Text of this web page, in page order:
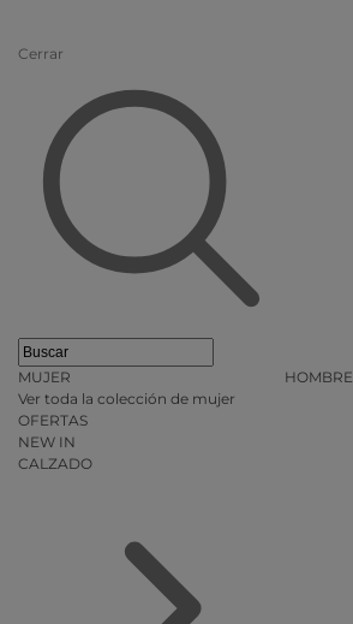
Cerrar
MUJER
HOMBRE
Ver toda la colección de mujer
OFERTAS
NEW IN
CALZADO